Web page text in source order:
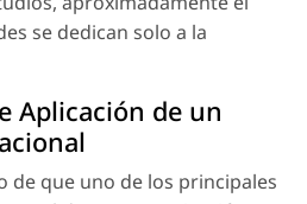
se dedican solo a la
Aplicación de un
de que uno de los principales